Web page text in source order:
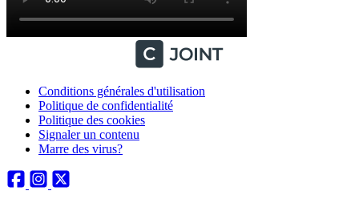
Conditions générales d'utilisation
Politique de confidentialité
Politique des cookies
Signaler un contenu
Marre des virus?